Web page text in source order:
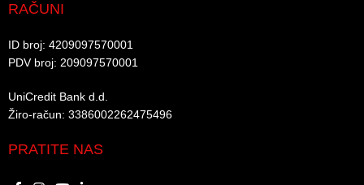
RAČUNI
ID broj: 4209097570001​
PDV broj: 209097570001 ​
UniCredit Bank d.d.​
Žiro-račun: 3386002262475496​​
PRATITE NAS